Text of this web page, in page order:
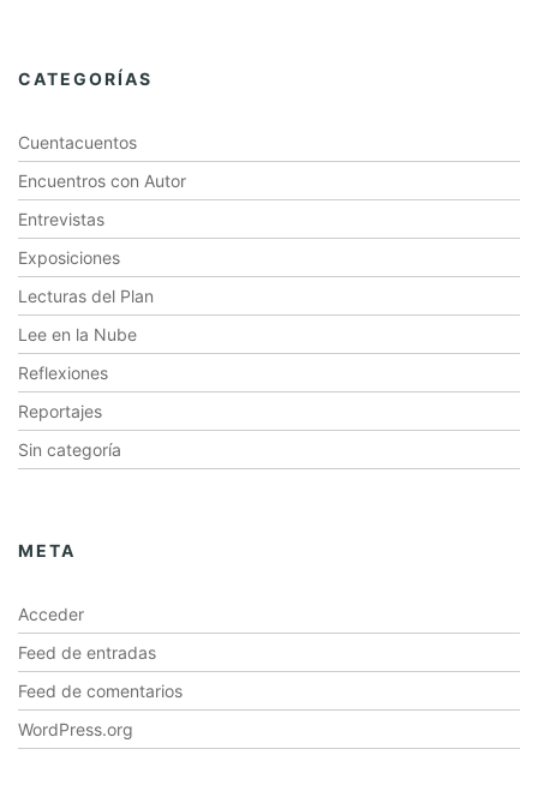
CATEGORÍAS
Cuentacuentos
Encuentros con Autor
Entrevistas
Exposiciones
Lecturas del Plan
Lee en la Nube
Reflexiones
Reportajes
Sin categoría
META
Acceder
Feed de entradas
Feed de comentarios
WordPress.org